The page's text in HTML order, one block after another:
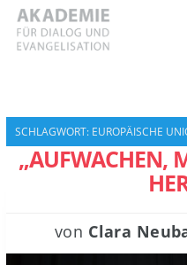
Skip
content
SCHLAGWORT: EUROPÄISCHE
„AUFWACHEN,
von Clara